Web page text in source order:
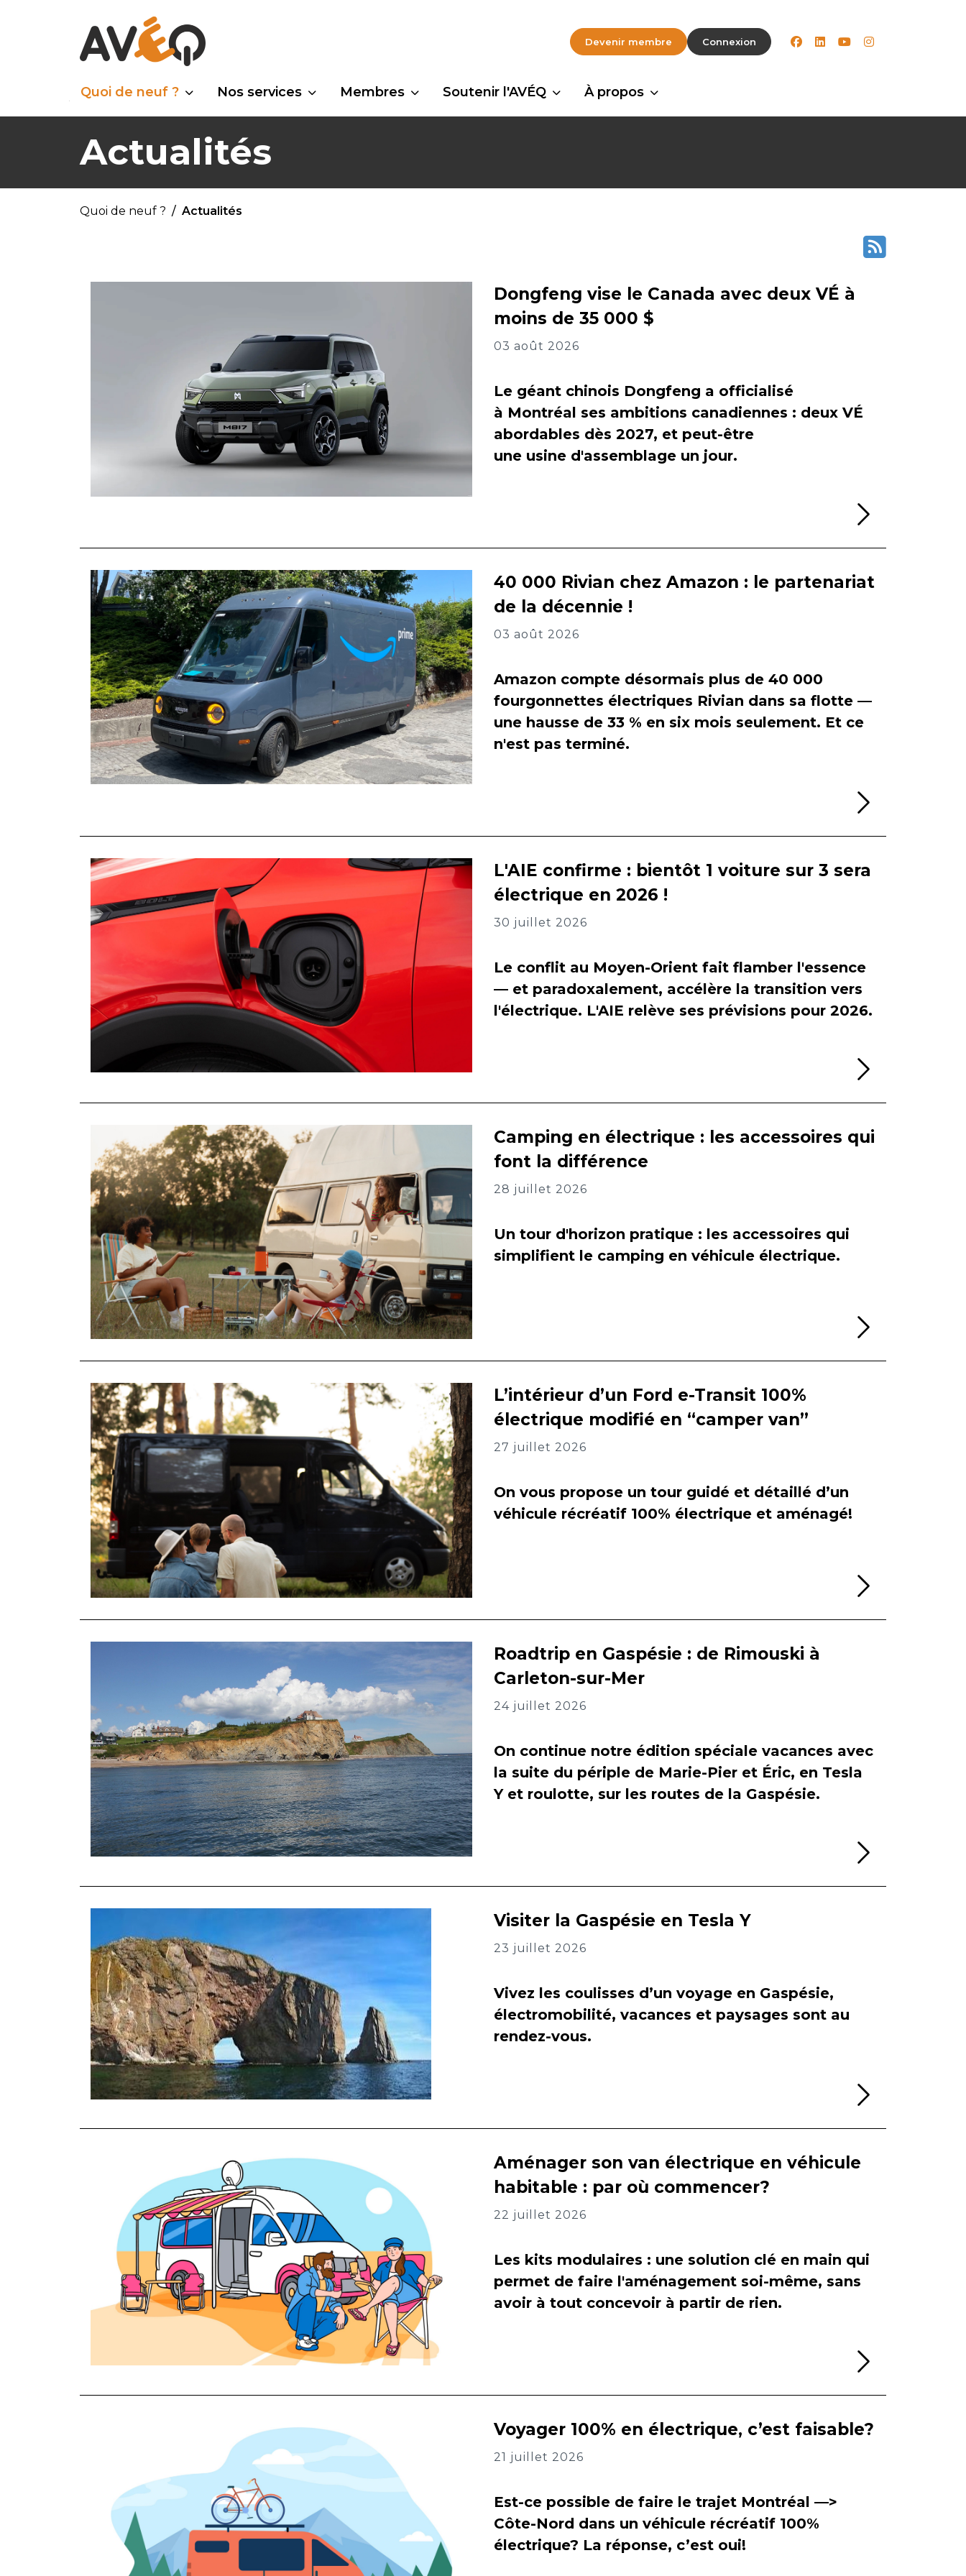
Devenir membre Connexion facebook
linkedinyoutubeinstagram
Quoi de neuf ? Nos services Membres Soutenir l'AVÉQ À propos
Actualités
Quoi de neuf ? Actualités
Dongfeng vise le Canada avec deux VÉ à
moins de 35 000 $
03 août 2026
Le géant chinois Dongfeng a officialisé
à Montréal ses ambitions canadiennes : deux VÉ
abordables dès 2027, et peut-être
une usine d'assemblage un jour.
40 000 Rivian chez Amazon : le partenariat
de la décennie !
03 août 2026
Amazon compte désormais plus de 40 000
fourgonnettes électriques Rivian dans sa flotte —
une hausse de 33 % en six mois seulement. Et ce
n'est pas terminé.
L'AIE confirme : bientôt 1 voiture sur 3 sera
électrique en 2026 !
30 juillet 2026
Le conflit au Moyen-Orient fait flamber l'essence
— et paradoxalement, accélère la transition vers
l'électrique. L'AIE relève ses prévisions pour 2026.
Camping en électrique : les accessoires qui
font la différence
28 juillet 2026
Un tour d'horizon pratique : les accessoires qui
simplifient le camping en véhicule électrique.
L’intérieur d’un Ford e-Transit 100%
électrique modifié en “camper van”
27 juillet 2026
On vous propose un tour guidé et détaillé d’un
véhicule récréatif 100% électrique et aménagé!
Roadtrip en Gaspésie : de Rimouski à
Carleton-sur-Mer
24 juillet 2026
On continue notre édition spéciale vacances avec
la suite du périple de Marie-Pier et Éric, en Tesla
Y et roulotte, sur les routes de la Gaspésie.
Visiter la Gaspésie en Tesla Y
23 juillet 2026
Vivez les coulisses d’un voyage en Gaspésie,
électromobilité, vacances et paysages sont au
rendez-vous.
Aménager son van électrique en véhicule
habitable : par où commencer?
22 juillet 2026
Les kits modulaires : une solution clé en main qui
permet de faire l'aménagement soi-même, sans
avoir à tout concevoir à partir de rien.
Voyager 100% en électrique, c’est faisable?
21 juillet 2026
Est-ce possible de faire le trajet Montréal —>
Côte-Nord dans un véhicule récréatif 100%
électrique? La réponse, c’est oui!